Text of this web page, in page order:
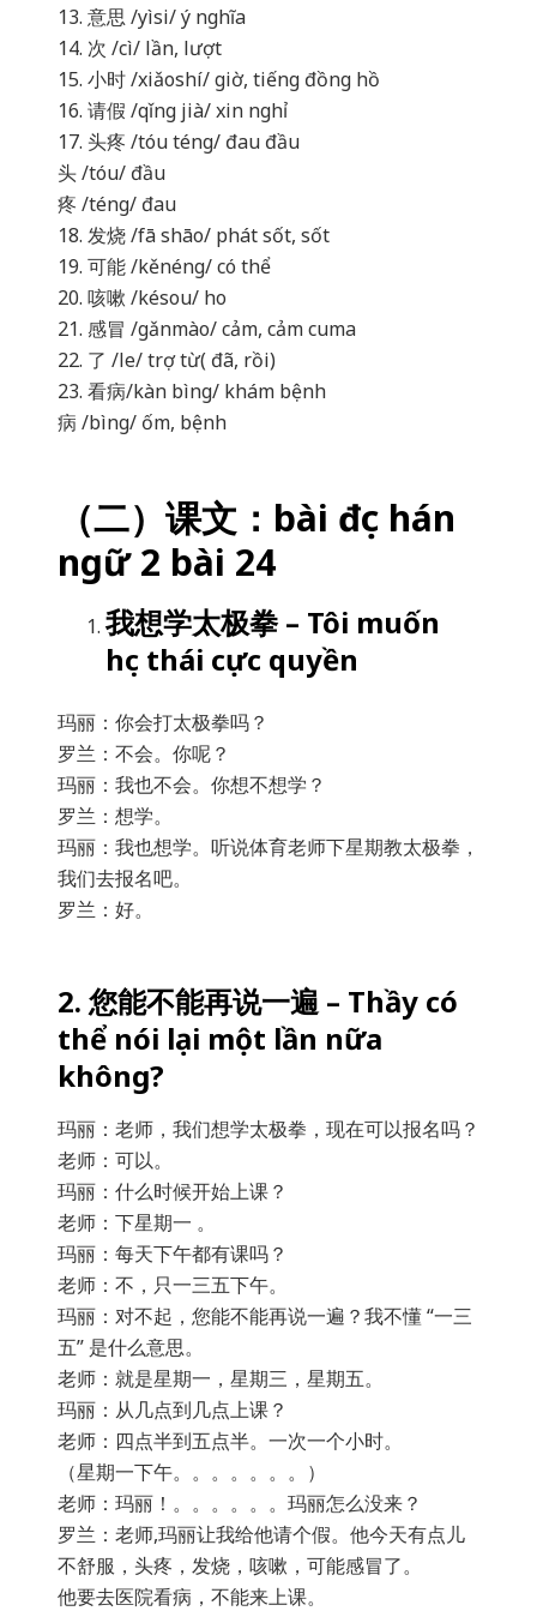
13. 意思 /yìsi/ ý nghĩa
14. 次 /cì/ lần, lượt
15. 小时 /xiǎoshí/ giờ, tiếng đồng hồ
16. 请假 /qǐng jià/ xin nghỉ
17. 头疼 /tóu téng/ đau đầu
头 /tóu/ đầu
疼 /téng/ đau
18. 发烧 /fā shāo/ phát sốt, sốt
19. 可能 /kěnéng/ có thể
20. 咳嗽 /késou/ ho
21. 感冒 /gǎnmào/ cảm, cảm cuma
22. 了 /le/ trợ từ( đã, rồi)
23. 看病/kàn bìng/ khám bệnh
病 /bìng/ ốm, bệnh
（二）课文：bài đọc hán
ngữ 2 bài 24
我想学太极拳 – Tôi muốn
học thái cực quyền
玛丽：你会打太极拳吗？
罗兰：不会。你呢？
玛丽：我也不会。你想不想学？
罗兰：想学。
玛丽：我也想学。听说体育老师下星期教太极拳，
我们去报名吧。
罗兰：好。
2. 您能不能再说一遍 – Thầy có
thể nói lại một lần nữa
không?
玛丽：老师，我们想学太极拳，现在可以报名吗？
老师：可以。
玛丽：什么时候开始上课？
老师：下星期一 。
玛丽：每天下午都有课吗？
老师：不，只一三五下午。
玛丽：对不起，您能不能再说一遍？我不懂 “一三
五” 是什么意思。
老师：就是星期一，星期三，星期五。
玛丽：从几点到几点上课？
老师：四点半到五点半。一次一个小时。
（星期一下午。。。。。。。）
老师：玛丽！。。。。。。玛丽怎么没来？
罗兰：老师,玛丽让我给他请个假。他今天有点儿
不舒服，头疼，发烧，咳嗽，可能感冒了。
他要去医院看病，不能来上课。